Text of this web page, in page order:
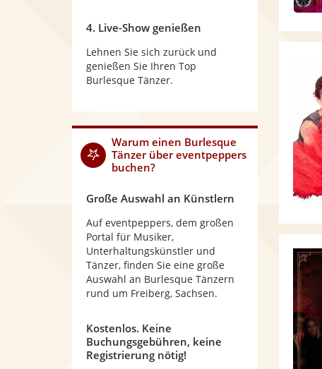
4. Live-Show genießen
Lehnen Sie sich zurück und
genießen Sie Ihren Top
Burlesque Tänzer.
Warum einen Burlesque
Tänzerüber eventpeppers
buchen?
Große Auswahl an Künstlern
Auf eventpeppers, dem großen
Portal für Musiker,
Unterhaltungskünstler und
Tänzer, finden Sie eine große
Auswahl an Burlesque Tänzern
rund um Freiberg, Sachsen.
Kostenlos. Keine
Buchungsgebühren, keine
Registrierung nötig!